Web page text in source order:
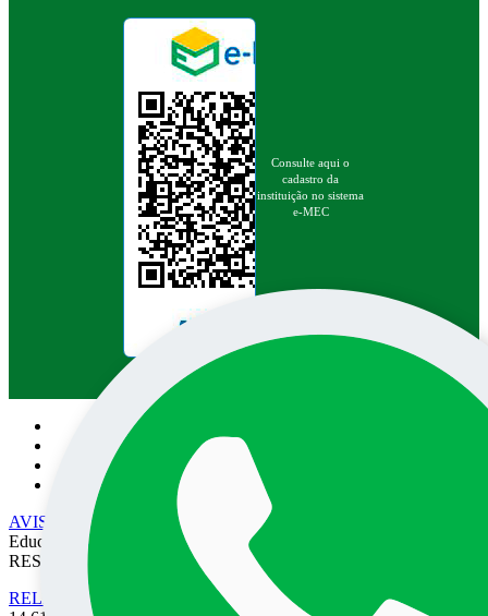
Consulte aqui o
cadastro da
instituição no sistema
e-MEC
Pesquisa no site:
AVISO DE PRIVACIDADE
• EPEC - Empresa Prudentina de
Educação e Cultura SA/UNOESTE. TODOS OS DIREITOS
RESERVADOS
RELATÓRIO DE TRANSPARÊNCIA SALARIAL
- Lei nº